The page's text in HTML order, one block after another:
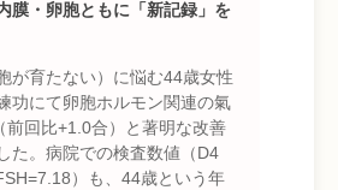
膜・卵胞ともに「新記録」を
が育たない）に悩む44歳女性
功にて卵胞ホルモン関連の氣
前回比+1.0合）と著明な改善
た。病院での検査数値（D4
）も、44歳という年